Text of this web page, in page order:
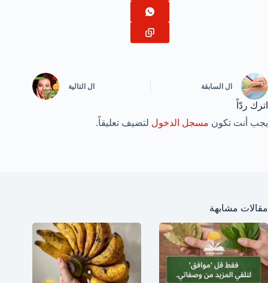
ال السابقة ال التالية
اترك ردّاً
يجب أنت تكون مسجل الدخول لتضيف تعليقاً.
مقالات مشابهة